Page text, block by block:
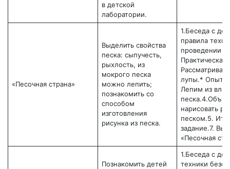
в детской
лаборатории.
«Песочная страна»
Выделить свойства
песка: сыпучесть,
рыхлость, из
мокрого песка
можно лепить;
познакомить со
способом
изготовления
рисунка из песка.
1.Беседа с
правила
проведении
Практическая
лупы.* Опыт:
Лепим из
нарисовать
песком.5.
задание.7.
«Песочная
Познакомить детей
1.Беседа с
техники